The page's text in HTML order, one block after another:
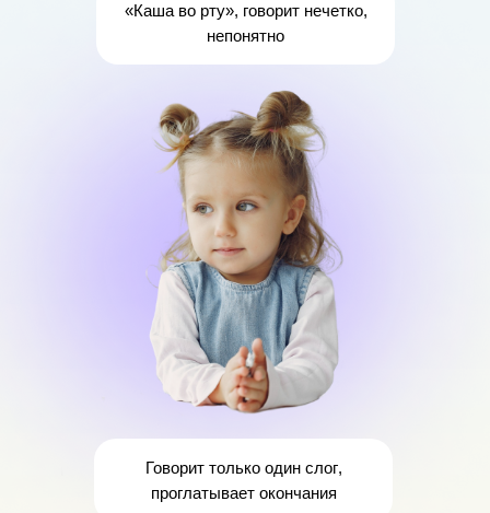
«Каша во рту», говорит нечетко,
непонятно
Говориттолько один слог,
проглатывает окончания